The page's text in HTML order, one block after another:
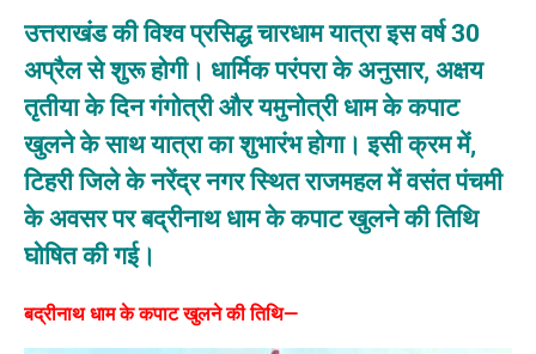
उत्तराखंड की विश्व प्रसिद्ध चारधाम यात्रा इस वर्ष 30
अप्रैल से शुरू होगी। धार्मिक परंपरा के अनुसार, अक्षय
तृतीया के दिन गंगोत्री और यमुनोत्री धाम के कपाट
खुलने के साथ यात्रा का शुभारंभ होगा। इसी क्रम में,
टिहरी जिले के नरेंद्र नगर स्थित राजमहल में वसंत पंचमी
के अवसर पर बद्रीनाथ धाम के कपाट खुलने की तिथि
घोषित की गई।
बद्रीनाथ धाम के कपाट खुलने की तिथि—